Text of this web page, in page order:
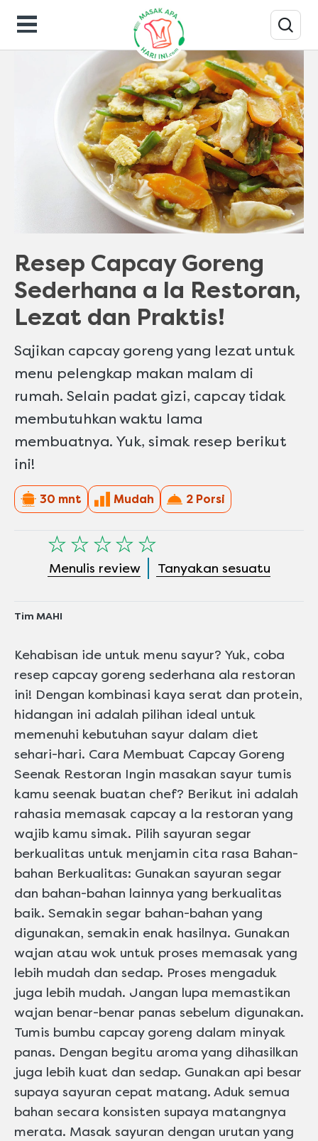
Resep Masakan
Resep Capcay Goreng
Sederhana a la Restoran,
Lezat dan Praktis!
Sajikan capcay goreng yang lezat untuk
menu pelengkap makan malam di
rumah. Selain padat gizi, capcay tidak
membutuhkan waktu lama
membuatnya. Yuk, simak resep berikut
ini!
30 mnt Mudah 2 Porsi
Tidak
ada
peringkat
untuk
Menulis review Tanyakan sesuatu
Tim MAHI
Kehabisan ide untuk menu sayur? Yuk, coba
resep capcay goreng sederhana ala restoran
ini! Dengan kombinasi kaya serat dan protein,
hidangan ini adalah pilihan ideal untuk
memenuhi kebutuhan sayur dalam diet
sehari-hari. Cara Membuat Capcay Goreng
Seenak Restoran Ingin masakan sayur tumis
kamu seenak buatan chef? Berikut ini adalah
rahasia memasak capcay a la restoran yang
wajib kamu simak. Pilih sayuran segar
berkualitas untuk menjamin cita rasa Bahan-
bahan Berkualitas: Gunakan sayuran segar
dan bahan-bahan lainnya yang berkualitas
baik. Semakin segar bahan-bahan yang
digunakan, semakin enak hasilnya. Gunakan
wajan atau wok untuk proses memasak yang
lebih mudah dan sedap. Proses mengaduk
juga lebih mudah. Jangan lupa memastikan
wajan benar-benar panas sebelum digunakan.
Tumis bumbu capcay goreng dalam minyak
panas. Dengan begitu aroma yang dihasilkan
juga lebih kuat dan sedap. Gunakan api besar
supaya sayuran cepat matang. Aduk semua
bahan secara konsisten supaya matangnya
merata. Masak sayuran dengan urutan yang